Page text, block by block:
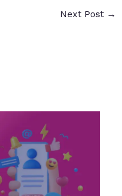
Next Post →